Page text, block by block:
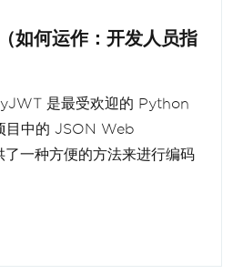
何运作：开发人员指
是最受欢迎的 Python
目中的 JSON Web
一种方便的方法来进行编码